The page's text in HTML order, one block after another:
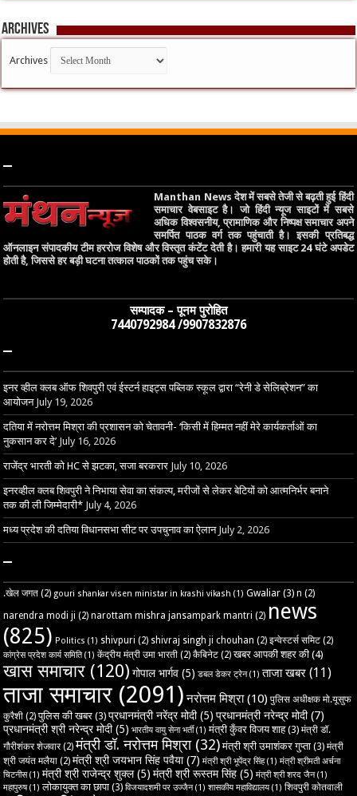
Archives
Archives
–
Manthan News देश में सबसे तेजी से बढ़ती हुई हिंदी
समाचार वेबसाइट है। जो हिंदी न्यूज साइटों में सबसे
अधिक विश्वसनीय, प्रामाणिक और निष्पक्ष समाचार अपने
समर्पित पाठक वर्ग तक पहुंचाती है। इसकी प्रतिबद्ध
ऑनलाइन संपादकीय टीम हररोज विशेष और विस्तृत कंटेंट देती है। हमारी यह साइट 24 घंटे अपडेट
होती है, जिससे हर बड़ी घटना तत्काल पाठकों तक पहुंच सके।
सम्पादक – पूनम पुरोहित
7440792984 /9907832876
–
इनर व्हील क्लब ऑफ शिवपुरी एवं ईस्टर्न हाइट्स पब्लिक स्कूल द्वारा “रेनी डे सेलिब्रेशन” का
आयोजन July 19, 2026
दतिया में नरोत्तम मिश्रा की प्रशासन को चेतावनी- ‘किसी में हिम्मत नहीं मेरे कार्यकर्ताओं का
नुकसान कर दे’ July 16, 2026
राजेंद्र भारती को HC से झटका, सजा बरकरार July 10, 2026
इनरव्हील क्लब शिवपुरी ने निभाया सेवा का संकल्प, मरीजों से लेकर बेटियों को आत्मनिर्भर बनाने
तक की ली जिम्मेदारी* July 4, 2026
मध्य प्रदेश की दतिया विधानसभा सीट पर उपचुनाव का ऐलान July 2, 2026
–
.खेल जगत (2) gouri shankar visen ministar in krashi vikash (1) Gwaliar (3) n (2)
narendra modi ji (2) narottam mishra jansampark mantri (2) news
(825) Politics (1) shivpuri (2) shivraj singh ji chouhan (2) इन्वेस्टर्स समिट (2)
कांग्रेस प्रदेश कार्य समिति(1) केंद्रीय मंत्री उमा भारती (2) कैबिनेट (2) खबर आपकी शहर की (4)
खास समाचार (120) गोपाल भार्गव (5) डबल डेकर ट्रेन(1) ताजा खबर (11)
ताजा समाचार (2091) नरोत्तम मिश्रा(10) पुलिस अधीक्षक मो.यूसुफ
कुरैशी (2) पुलिस की खबर (3) प्रधानमंत्री नरेंद्र मोदी(5) प्रधानमंत्री नरेन्द्र मोदी(7)
प्रधानमंत्री श्री नरेन्द्र मोदी(5) भारतीय वायु सेना भर्ती(1) मंत्री कुँवर विजय शाह(3) मंत्री डॉ.
गौरीशंकर शेजवार(2) मंत्री डॉ. नरोत्तम मिश्रा(32) मंत्री श्री उमाशंकर गुप्ता (3) मंत्री
श्री जयंत मलैया (2) मंत्री श्री जयभान सिंह पवैया(7) मंत्री श्री भूपेंद्र सिंह(1) मंत्री श्रीमती अर्चना
चिटनीस(1) मंत्री श्री राजेन्द्र शुक्ल(5) मंत्री श्री रूस्तम सिंह (5) मंत्री श्री शरद जैन(1)
महापुरुष(1) लोकायुक्त का छापा (3) विजयादशमी पर उज्‍जैन(1) शासकीय महाविद्यालय(1) शिवपुरी कोतवाली